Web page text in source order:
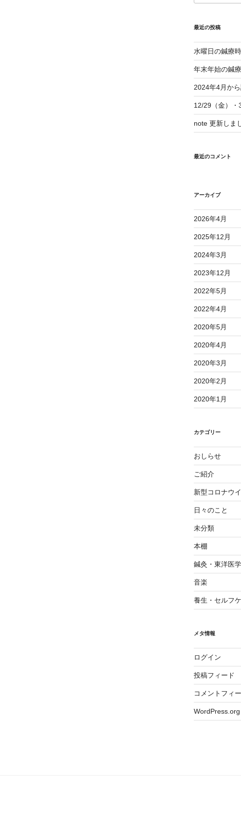
最近の投稿
水曜日の鍼療
年末年始の鍼療
2024年4月か
12/29（金）・
note 更新しま
最近のコメント
アーカイブ
2026年4月
2025年12月
2024年3月
2023年12月
2022年5月
2022年4月
2020年5月
2020年4月
2020年3月
2020年2月
2020年1月
カテゴリー
おしらせ
ご紹介
新型コロナウ
日々のこと
未分類
本棚
鍼灸・東洋医学
音楽
養生・セルフ
メタ情報
ログイン
投稿フィード
コメントフィ
WordPress.org